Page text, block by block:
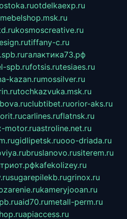
otdelkaexp.ru
mebelshop.msk.ru
kosmoscreative.ru
tiffany-c.ru
галактика73.рф
spb.rufotsis.rutesiaes.ru
kazan.rumossilver.ru
tochkazvuka.msk.ru
clubtibet.ruorior-aks.ru
carlines.ruflatnsk.ru
motor.ruastroline.net.ru
gidlipetsk.ruooo-driada.ru
bruslanovo.rusiterem.ru
kafekolizey.ru
sugarepilekb.rugrinox.ru
kameryjooan.ru
aid70.rumetall-perm.ru
apiaccess.ru